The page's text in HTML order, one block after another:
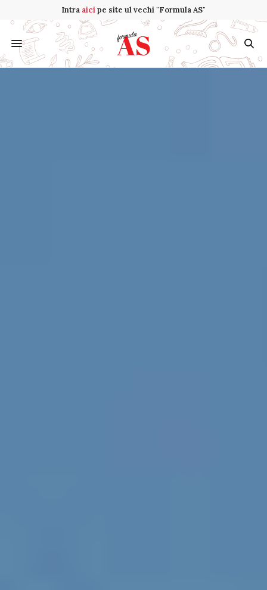
Intra aicipe site ul vechi "Formula AS"